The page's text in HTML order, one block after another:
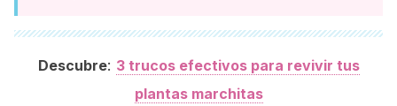
Descubre: 3 trucos efectivos para revivir tus
plantas marchitas